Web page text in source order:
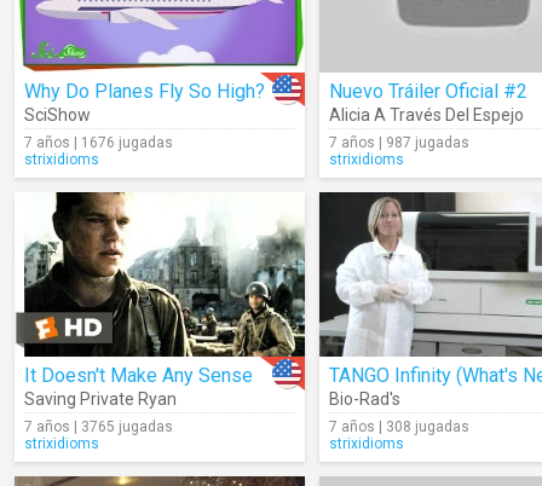
Why Do Planes Fly So High?
SciShow
7 años | 1676 jugadas
strixidioms
Nuevo Tráiler Oficial #2
Alicia A Través Del Espejo
7 años | 987 jugadas
strixidioms
It Doesn't Make Any Sense
Saving Private Ryan
7 años | 3765 jugadas
strixidioms
TANGO Infinity (What's
Bio-Rad's
7 años | 308 jugadas
strixidioms